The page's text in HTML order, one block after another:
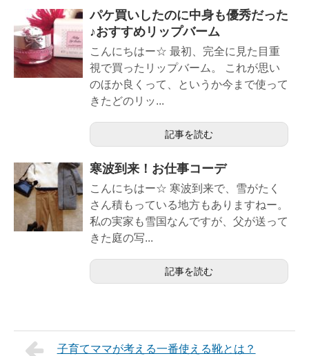
パケ買いしたのに中身も優秀だった
♪おすすめリップバーム
こんにちはー☆ 最初、完全に見た目重
視で買ったリップバーム。 これが思い
のほか良くって、というか今まで使って
きたどのリッ...
記事を読む
寒波到来！お仕事コーデ
こんにちはー☆ 寒波到来で、雪がたく
さん積もっている地方もありますねー。
私の実家も雪国なんですが、父が送って
きた庭の写...
記事を読む
子育てママが考える一番使える靴とは？